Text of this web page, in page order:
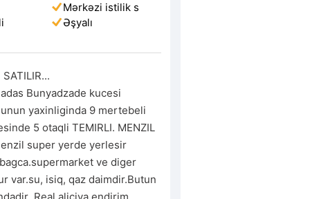
Mərkəzi istilik s
Əşyalı
Bunyadzade kucesi
yaxinliginda 9 mertebeli
5 otaqli TEMIRLI. MENZIL
super yerde yerlesir
ve diger
var.su, isiq, qaz daimdir.Butun